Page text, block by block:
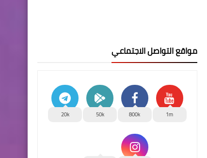
مواقع التواصل الاجتماعي
1m
800k
50k
20k